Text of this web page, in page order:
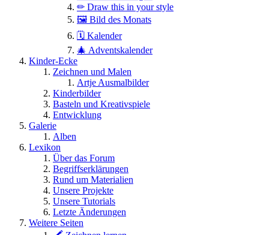
✏ Draw this in your style
🖼 Bild des Monats
🗓 Kalender
🎄 Adventskalender
Kinder-Ecke
Zeichnen und Malen
Artje Ausmalbilder
Kinderbilder
Basteln und Kreativspiele
Entwicklung
Galerie
Alben
Lexikon
Über das Forum
Begriffserklärungen
Rund um Materialien
Unsere Projekte
Unsere Tutorials
Letzte Änderungen
Weitere Seiten